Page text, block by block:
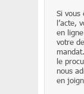
Si vous
l’acte,
en
votre
le
nous
en